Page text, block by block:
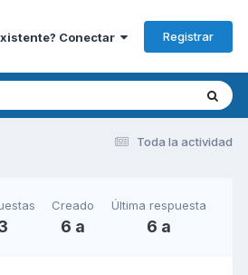
Conectar Registrar
Toda la actividad
Creado
6 a
Última respuesta
6 a